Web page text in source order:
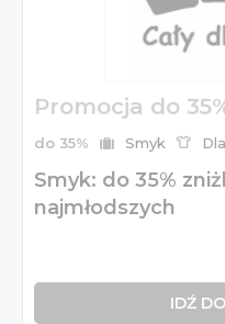
Promocja do
do 35% Smyk
Smyk: do 35%
najmłodszych
IDŹ